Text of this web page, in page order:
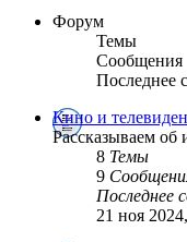
Форум
Темы
Сообщения
Последнее
Кино и
Рассказываем
8 Темы
9
Последнее
21 ноя